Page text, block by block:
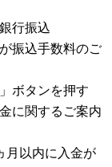
行振込
振込手数料のご
ボタンを押す
に関するご案内
月以内に入金が